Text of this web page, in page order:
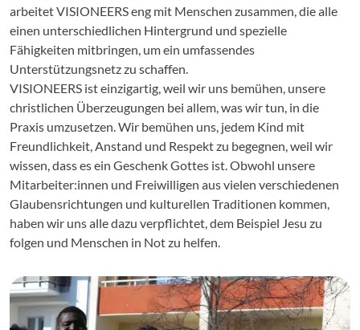
arbeitet VISIONEERS eng mit Menschen zusammen, die alle
einen unterschiedlichen Hintergrund und spezielle
Fähigkeiten mitbringen, um ein umfassendes
Unterstützungsnetz zu schaffen.
VISIONEERS ist einzigartig, weil wir uns bemühen, unsere
christlichen Überzeugungen bei allem, was wir tun, in die
Praxis umzusetzen. Wir bemühen uns, jedem Kind mit
Freundlichkeit, Anstand und Respekt zu begegnen, weil wir
wissen, dass es ein Geschenk Gottes ist. Obwohl unsere
Mitarbeiter:innen und Freiwilligen aus vielen verschiedenen
Glaubensrichtungen und kulturellen Traditionen kommen,
haben wir uns alle dazu verpflichtet, dem Beispiel Jesu zu
folgen und Menschen in Not zu helfen.